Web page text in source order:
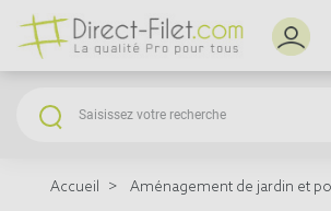
Accueil Aménagement de jardin et